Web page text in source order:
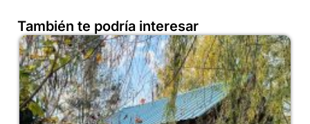
También te podría interesar